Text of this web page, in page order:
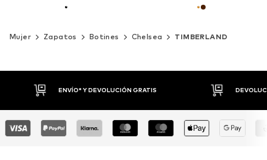
Mujer Zapatos Botines Chelsea TIMBERLAND
DEVOLUCIONES HASTA 30 DÍAS